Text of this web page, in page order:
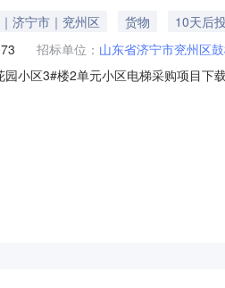
济宁市｜兖州区 货物
10天后
招标单位： 山东省济宁市兖州区
园小区3#楼2单元小区电梯采购项目
目基本情况项目编号：RZZX-2026-